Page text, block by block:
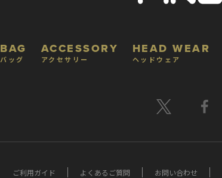
BAG
バッグ
ACCESSORY
アクセサリー
HEAD WEAR
ヘッドウェア
ご利用ガイド よくあるご質問 お問い合わせ